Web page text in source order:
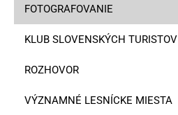
FOTOGRAFOVANIE
KLUB SLOVENSKÝCH TURISTOV
ROZHOVOR
VÝZNAMNÉ LESNÍCKE MIESTA